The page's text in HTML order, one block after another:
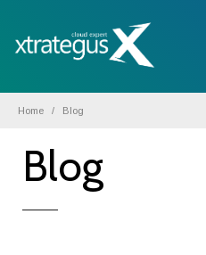
Home Blog
Blog